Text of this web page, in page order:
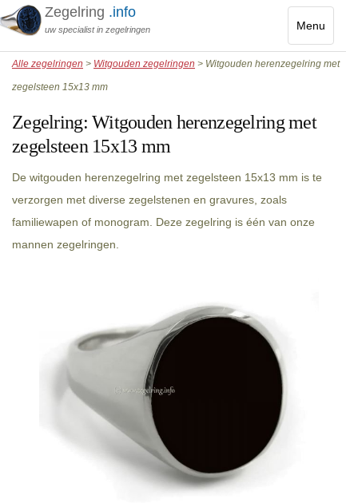
Menu
Toggle
Zegelring .info
uw specialist in zegelringen
Alle zegelringen > Witgouden zegelringen > Witgouden herenzegelring met
zegelsteen 15x13 mm
Zegelring:Witgouden herenzegelring met
zegelsteen 15x13 mm
De witgouden herenzegelring met zegelsteen 15x13 mm is te
verzorgen met diverse zegelstenen en gravures, zoals
familiewapen of monogram. Deze zegelring is één van onze
mannen zegelringen.